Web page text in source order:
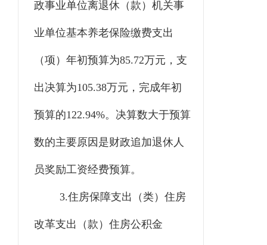
政事业单位离退休（款）机关事
业单位基本养老保险缴费支出
（项）年初预算为85.72万元，支
出决算为105.38万元，完成年初
预算的122.94%。决算数大于预算
数的主要原因是财政追加退休人
员奖励工资经费预算。
3.住房保障支出（类）住房
改革支出（款）住房公积金